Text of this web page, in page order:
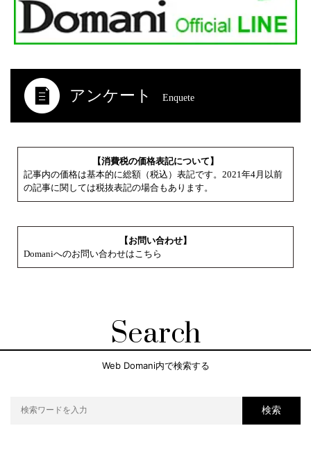
アンケート Enquete
【消費税の価格表記について】
記事内の価格は基本的に総額（税込）表記です。2021年4月以前
の記事に関しては税抜表記の場合もあります。
【お問い合わせ】
Domaniへのお問い合わせはこちら
Search
Web Domani内で検索する
検索